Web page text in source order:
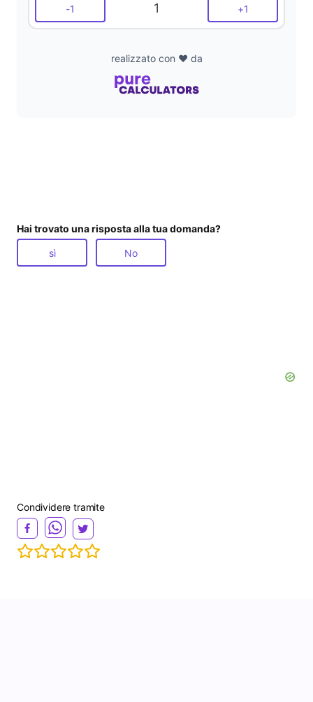
-1 1 +1
realizzato con ❤️ da
Hai trovato una risposta alla tua domanda?
sì No
Condividere tramite